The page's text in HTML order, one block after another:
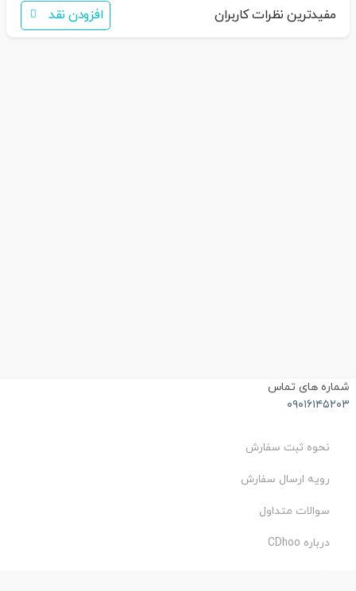
مفیدترین نظرات کاربران افزودن نقد
شماره های تماس
۰۹۰۱۶۱۴۵۲۰۳
نحوه ثبت سفارش
رویه ارسال سفارش
سوالات متداول
درباره CDhoo